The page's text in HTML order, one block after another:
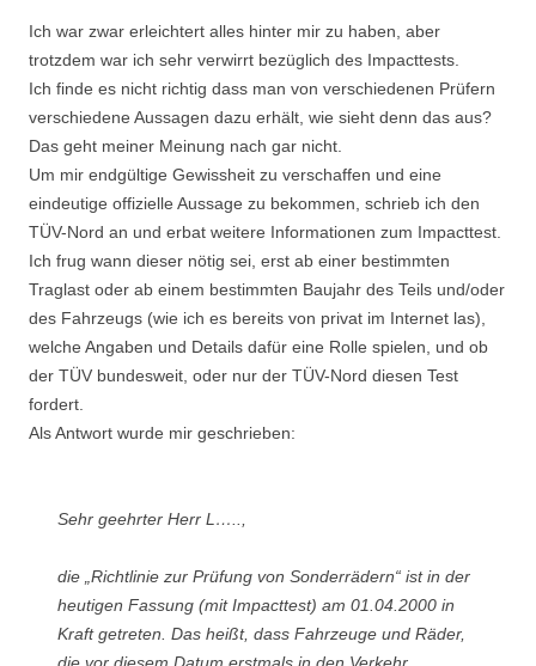
Ich war zwar erleichtert alles hinter mir zu haben, aber
trotzdem war ich sehr verwirrt bezüglich des Impacttests.
Ich finde es nicht richtig dass man von verschiedenen Prüfern
verschiedene Aussagen dazu erhält, wie sieht denn das aus?
Das geht meiner Meinung nach gar nicht.
Um mir endgültige Gewissheit zu verschaffen und eine
eindeutige offizielle Aussage zu bekommen, schrieb ich den
TÜV-Nord an und erbat weitere Informationen zum Impacttest.
Ich frug wann dieser nötig sei, erst ab einer bestimmten
Traglast oder ab einem bestimmten Baujahr des Teils und/oder
des Fahrzeugs (wie ich es bereits von privat im Internet las),
welche Angaben und Details dafür eine Rolle spielen, und ob
der TÜV bundesweit, oder nur der TÜV-Nord diesen Test
fordert.
Als Antwort wurde mir geschrieben:
Sehr geehrter Herr L…..,
die „Richtlinie zur Prüfung von Sonderrädern“ ist in der
heutigen Fassung (mit Impacttest) am 01.04.2000 in
Kraft getreten. Das heißt, dass Fahrzeuge und Räder,